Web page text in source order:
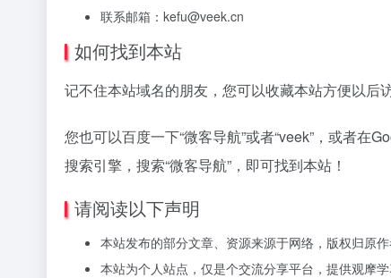
联系邮箱：kefu@veek.cn
如何找到本站
记不住本站域名的朋友，您可以收藏本站方便以后
您也可以百度一下“微客导航”或者“veek”，或者在
搜索引擎，搜索“微客导航”，即可找到本站！
请阅读以下声明
本站发布的部分文章、资源来源于网络，版权归原作
本站为个人站点，仅是个交流分享平台，提供观摩